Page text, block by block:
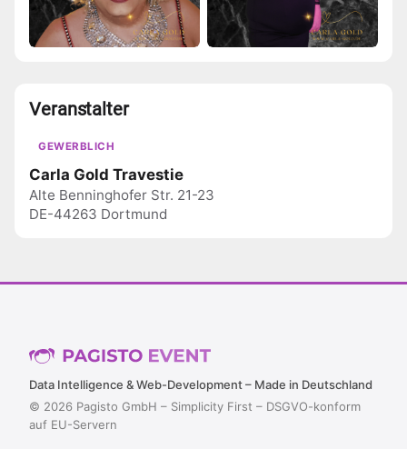
Veranstalter
GEWERBLICH
Carla Gold Travestie
Alte Benninghofer Str. 21-23
DE-44263 Dortmund
Data Intelligence & Web-Development – Made in Deutschland
© 2026 Pagisto GmbH – Simplicity First – DSGVO-konform
auf EU-Servern